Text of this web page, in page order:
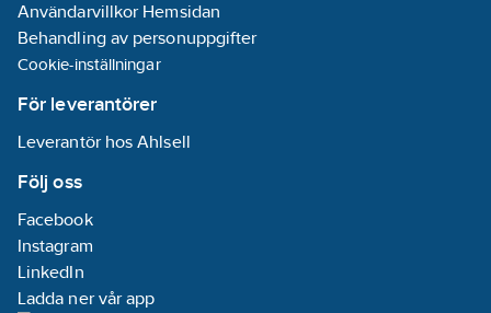
Användarvillkor Hemsidan
Behandling av personuppgifter
Cookie-inställningar
För leverantörer
Leverantör hos Ahlsell
Följ oss
Facebook
Instagram
LinkedIn
Ladda ner vår app